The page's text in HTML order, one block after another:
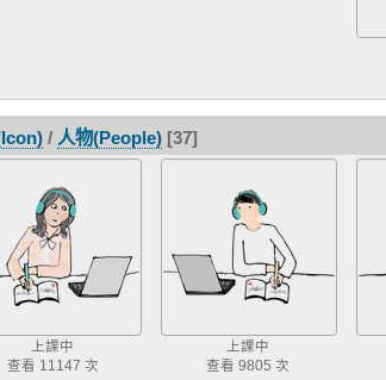
/ 人物(People)[37]
上課中
查看 11147 次
上課中
查看 9805 次